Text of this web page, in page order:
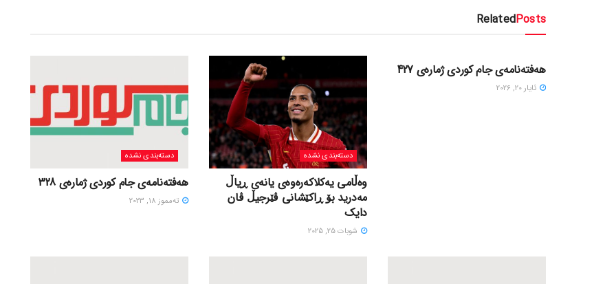
RelatedPosts
هەفتەنامەی جام کوردی ژمارەی 427
ئایار 20, 2026
دسته‌بندی نشده
وەڵامی یەکلاکەرەوەی یانەی ڕیاڵ
مەدرید بۆ ڕاکێشانی ڤێرجیڵ ڤان
دایک
شوبات 25, 2025
دسته‌بندی نشده
هەفتەنامەی جام کوردی ژمارەی 328
ته‌مموز 18, 2023